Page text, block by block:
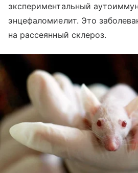
экспериментальный
энцефаломиелит. Это
на рассеянный склероз.